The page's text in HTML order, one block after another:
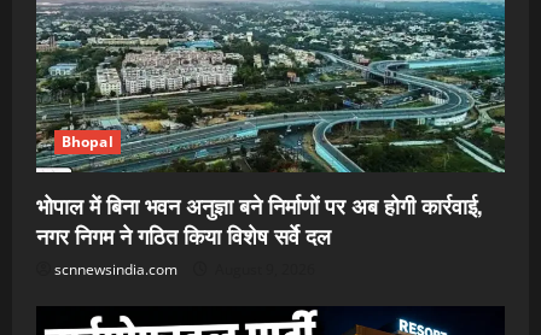
Bhopal
भोपाल में बिना भवन अनुज्ञा बने निर्माणों पर अब होगी कार्रवाई,
नगर निगम ने गठित किया विशेष सर्वे दल
scnnewsindia.com